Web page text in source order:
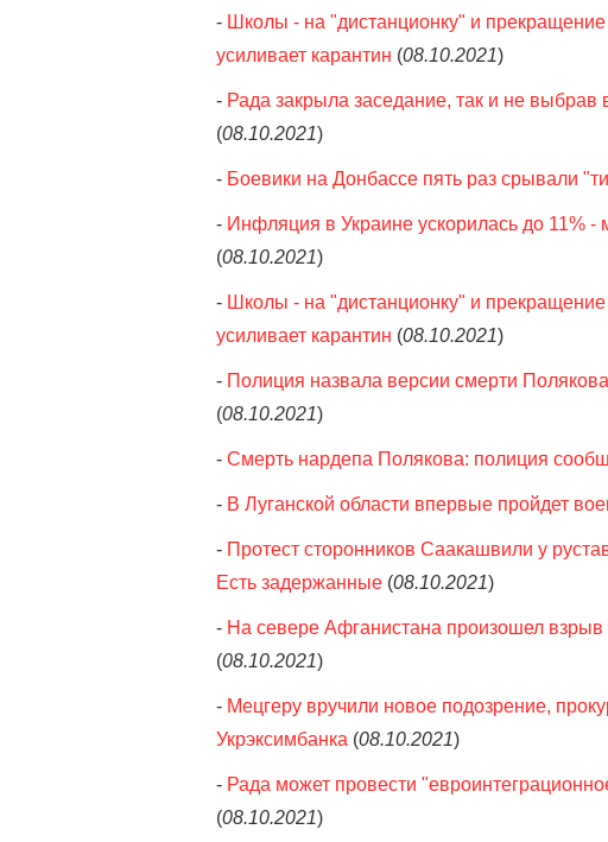
- Школы - на "дистанционку" и
усиливает карантин (08.10.2021)
- Рада закрыла заседание, так и не выбрав
(08.10.2021)
- Боевики на Донбассе пять раз срывали
- Инфляция в Украине ускорилась до 11% -
(08.10.2021)
- Школы - на "дистанционку" и
усиливает карантин (08.10.2021)
- Полиция назвала версии смерти
(08.10.2021)
- Смерть нардепа Полякова: полиция
- В Луганской области впервые пройдет
- Протест сторонников Саакашвили у
Есть задержанные (08.10.2021)
- На севере Афганистана произошел
(08.10.2021)
- Мецгеру вручили новое подозрение,
Укрэксимбанка (08.10.2021)
- Рада может провести
(08.10.2021)